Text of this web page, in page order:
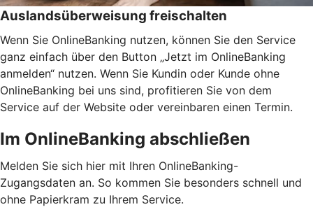
Auslandsüberweisung freischalten
Wenn Sie OnlineBanking nutzen, können Sie den Service
ganz einfach über den Button „Jetzt im OnlineBanking
anmelden“ nutzen. Wenn Sie Kundin oder Kunde ohne
OnlineBanking bei uns sind, profitieren Sie von dem
Service auf der Website oder vereinbaren einen Termin.
Im OnlineBanking abschließen
Melden Sie sich hier mit Ihren OnlineBanking-
Zugangsdaten an. So kommen Sie besonders schnell und
ohne Papierkram zu Ihrem Service.